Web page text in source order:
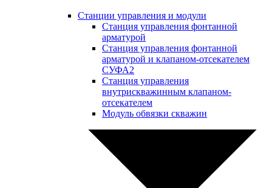
Станции управления и модули
Станция управления фонтанной
арматурой
Станция управления фонтанной
арматурой и клапаном-отсекателем
СУФА2
Станция управления
внутрискважинным клапаном-
отсекателем
Модуль обвязки скважин